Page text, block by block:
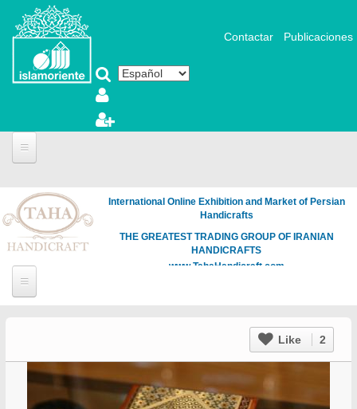
Pasar al contenido principal
Contactar Publicaciones
International Online Exhibition and Market of Persian
Handicrafts
THE GREATEST TRADING GROUP OF IRANIAN
HANDICRAFTS
www.TahaHandicraft.com
Like 2